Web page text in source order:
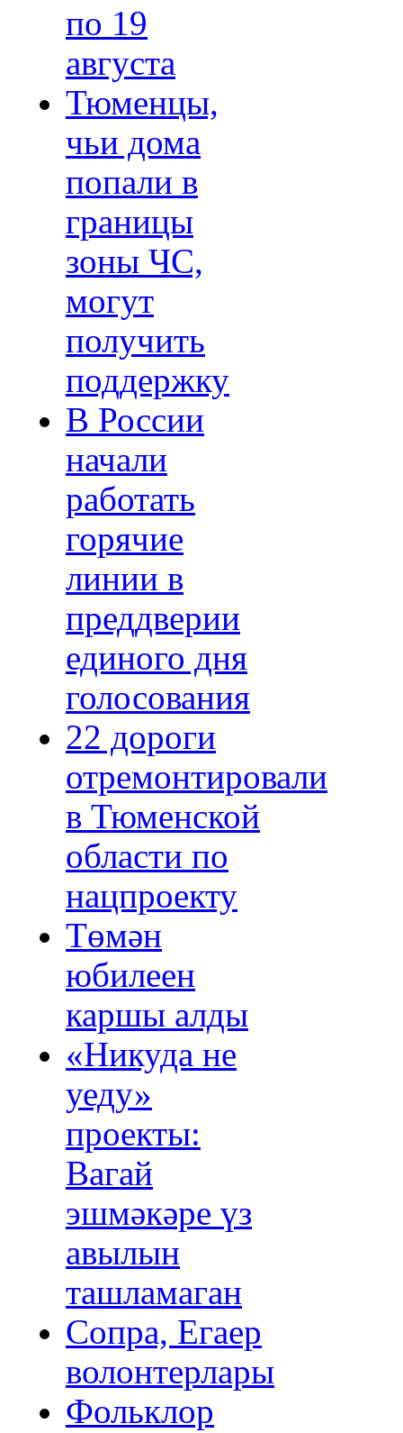
по 19
августа
Тюменцы,
чьи дома
попали в
границы
зоны ЧС,
могут
получить
поддержку
В России
начали
работать
горячие
линии в
преддверии
единого дня
голосования
22 дороги
отремонтировали
в Тюменской
области по
нацпроекту
Төмән
юбилеен
каршы алды
«Никуда не
уеду»
проекты:
Вагай
эшмәкәре үз
авылын
ташламаган
Сопра, Егаер
волонтерлары
Фольклор